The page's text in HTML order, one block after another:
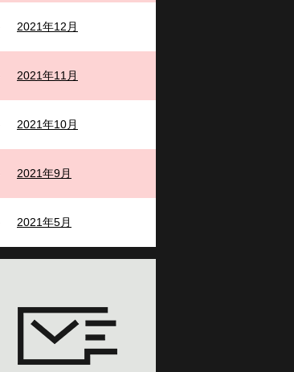
2021年12月
2021年11月
2021年10月
2021年9月
2021年5月